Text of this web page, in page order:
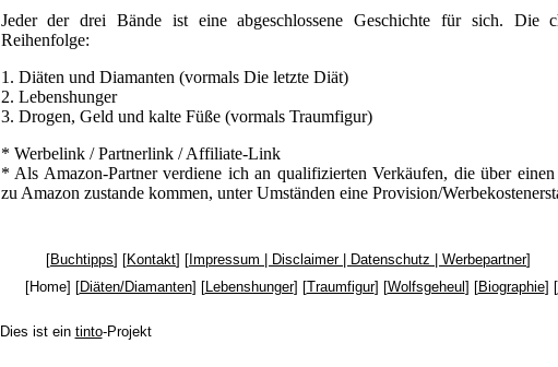
Jeder der drei Bände ist eine abgeschlossene Geschichte für sich. Die
Reihenfolge:
1. Diäten und Diamanten (vormals Die letzte Diät)
2. Lebenshunger
3. Drogen, Geld und kalte Füße (vormals Traumfigur)
* Werbelink / Partnerlink / Affiliate-Link
* Als Amazon-Partner verdiene ich an qualifizierten Verkäufen, die über
zu Amazon zustande kommen, unter Umständen eine Provision/
[Buchtipps] [Kontakt] [ Impressum | Disclaimer | Datenschutz | Werbepartner]
[Home] [Diäten/Diamanten] [Lebenshunger] [Traumfigur] [Wolfsgeheul ] [Biographie] [
Dies ist ein tinto-Projekt